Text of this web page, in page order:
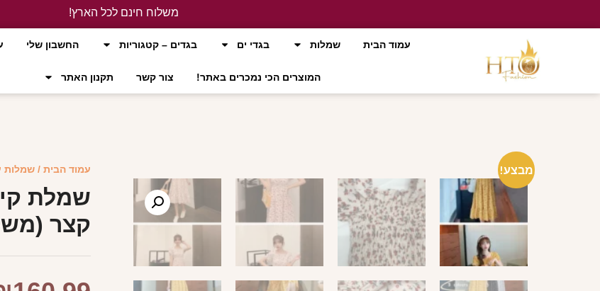
משלוח חינם לכל הארץ!
עמוד הבית
שמלות בגדי ים בגדים – קטגוריות החשבון שלי
המוצרים הכי נמכרים באתר! צור קשר תקנון האתר
מבצע! עמוד הבית / שמלות
שמלת
קצר